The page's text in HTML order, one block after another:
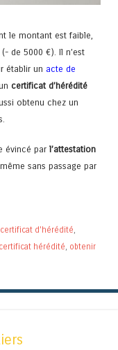
le montant est faible,
de 5000 €). Il n’est
établir un acte de
certificat d’hérédité
obtenu chez un
évincé par l’attestation
sans passage par
certificat d'hérédité,
certificat hérédité, obtenir